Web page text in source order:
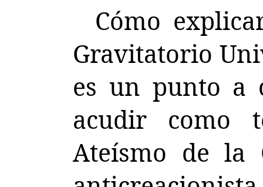
Cómo
Gravitatorio
es un punto a
acudir como
Ateísmo de la